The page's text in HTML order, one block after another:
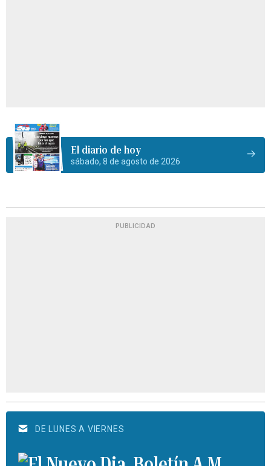
El diario de hoy
sábado, 8 de agosto de 2026
PUBLICIDAD
DE LUNES A VIERNES